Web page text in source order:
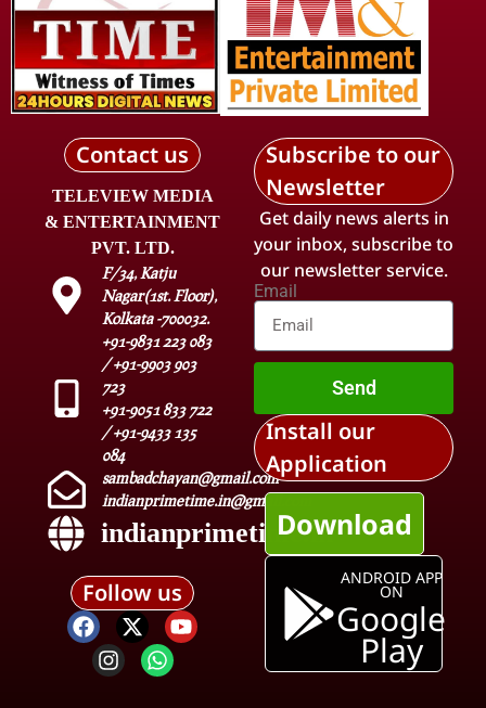
Contact us
TELEVIEW MEDIA
& ENTERTAINMENT
PVT. LTD.
F/34, Katju
Nagar(1st. Floor),
Kolkata -700032.
+91-9831 223 083
/ +91-9903 903
723
+91-9051 833 722
/ +91-9433 135
084
sambadchayan@gmail.com
indianprimetime.in@gmail.com
indianprimetime.in
Follow us
Subscribe to our
Newsletter
Get daily news alerts in
your inbox, subscribe to
our newsletter service.
Email
Send
Install our
Application
Download
ANDROID APP
ON
Google
Play